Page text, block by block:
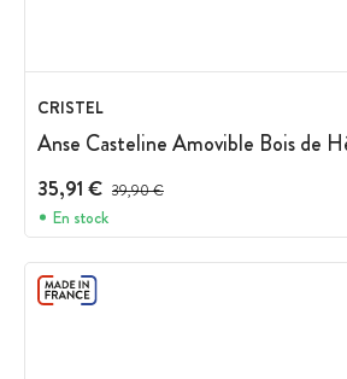
CRISTEL
Anse Casteline Amovible Bois de
35,91 € Prix avant réduction :
39,90 €
En stock